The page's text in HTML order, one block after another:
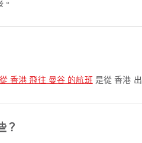
從 香港 飛往 曼谷 的航班 是從 香港
？